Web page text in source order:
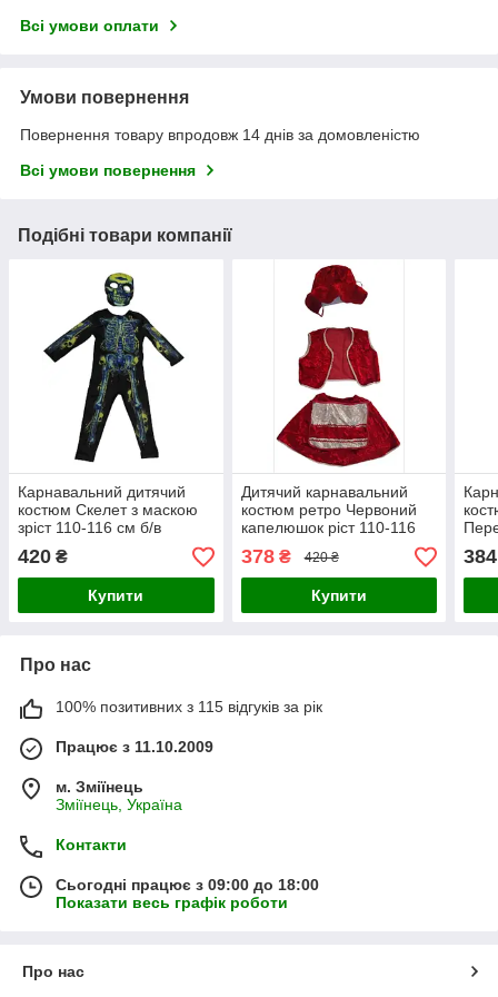
Всі умови оплати
Умови повернення
Повернення товару впродовж 14 днів за домовленістю
Всі умови повернення
Подібні товари компанії
Карнавальний дитячий
костюм Скелет з маскою
зріст 110-116 см б/в
420 ₴
Купити
Дитячий карнавальний
костюм ретро Червоний
капелюшок ріст 110-116
см б/в
378₴ 420 ₴
Купити
384
Про нас
100% позитивних з 115 відгуків за рік
Працює з 11.10.2009
м. Зміїнець
Зміїнець, Україна
Контакти
Сьогодні працює з 09:00 до 18:00
Показати весь графік роботи
Про нас